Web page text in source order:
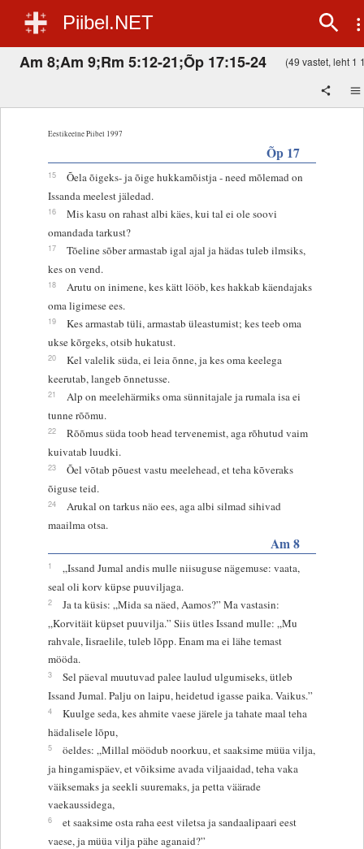
Piibel.NET
Am 8;Am 9;Rm 5:12-21;Õp 17:15-24 (49 vastet, leht 1
Eestikeelne Piibel 1997
Õp 17
15
Õela õigeks- ja õige hukkamõistja - need mõlemad on
Issanda meelest jäledad.
16
Mis kasu on rahast albi käes, kui tal ei ole soovi
omandada tarkust?
17
Tõeline sõber armastab igal ajal ja hädas tuleb ilmsiks,
kes on vend.
18
Arutu on inimene, kes kätt lööb, kes hakkab käendajaks
oma ligimese ees.
19
Kes armastab tüli, armastab üleastumist; kes teeb oma
ukse kõrgeks, otsib hukatust.
20
Kel valelik süda, ei leia õnne, ja kes oma keelega
keerutab, langeb õnnetusse.
21
Alp on meelehärmiks oma sünnitajale ja rumala isa ei
tunne rõõmu.
22
Rõõmus süda toob head tervenemist, aga rõhutud vaim
kuivatab luudki.
23
Õel võtab põuest vastu meelehead, et teha kõveraks
õiguse teid.
24
Arukal on tarkus näo ees, aga albi silmad sihivad
maailma otsa.
Am 8
1
„Issand Jumal andis mulle niisuguse nägemuse: vaata,
seal oli korv küpse puuviljaga.
2
Ja ta küsis: „Mida sa näed, Aamos?” Ma vastasin:
„Korvitäit küpset puuvilja.” Siis ütles Issand mulle: „Mu
rahvale, Iisraelile, tuleb lõpp. Enam ma ei lähe temast
mööda.
3
Sel päeval muutuvad palee laulud ulgumiseks, ütleb
Issand Jumal. Palju on laipu, heidetud igasse paika. Vaikus.”
4
Kuulge seda, kes ahmite vaese järele ja tahate maal teha
hädalisele lõpu,
5
öeldes: „Millal möödub noorkuu, et saaksime müüa vilja,
ja hingamispäev, et võiksime avada viljaaidad, teha vaka
väiksemaks ja seekli suuremaks, ja petta väärade
vaekaussidega,
6
et saaksime osta raha eest viletsa ja sandaalipaari eest
vaese, ja müüa vilja pähe aganaid?”